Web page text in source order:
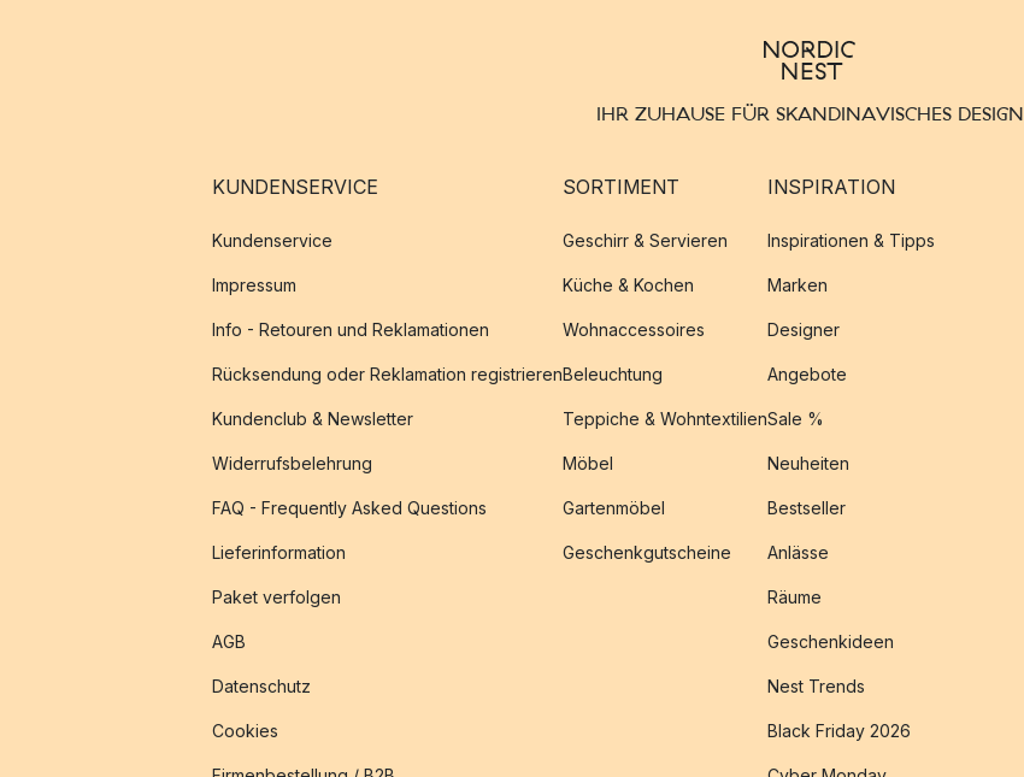
IHR ZUHAUSE FÜR SKANDINAVISCHES DESIGN
KUNDENSERVICE
Kundenservice
Impressum
Info - Retouren und Reklamationen
Rücksendung oder Reklamation registrieren
Kundenclub & Newsletter
Widerrufsbelehrung
FAQ - Frequently Asked Questions
Lieferinformation
Paket verfolgen
AGB
Datenschutz
Cookies
SORTIMENT
Geschirr & Servieren
Küche & Kochen
Wohnaccessoires
Beleuchtung
Teppiche & Wohntextilien
Möbel
Gartenmöbel
Geschenkgutscheine
INSPIRATION
Inspirationen & Tipps
Marken
Designer
Angebote
Sale %
Neuheiten
Bestseller
Anlässe
Räume
Geschenkideen
Nest Trends
Black Friday 2026